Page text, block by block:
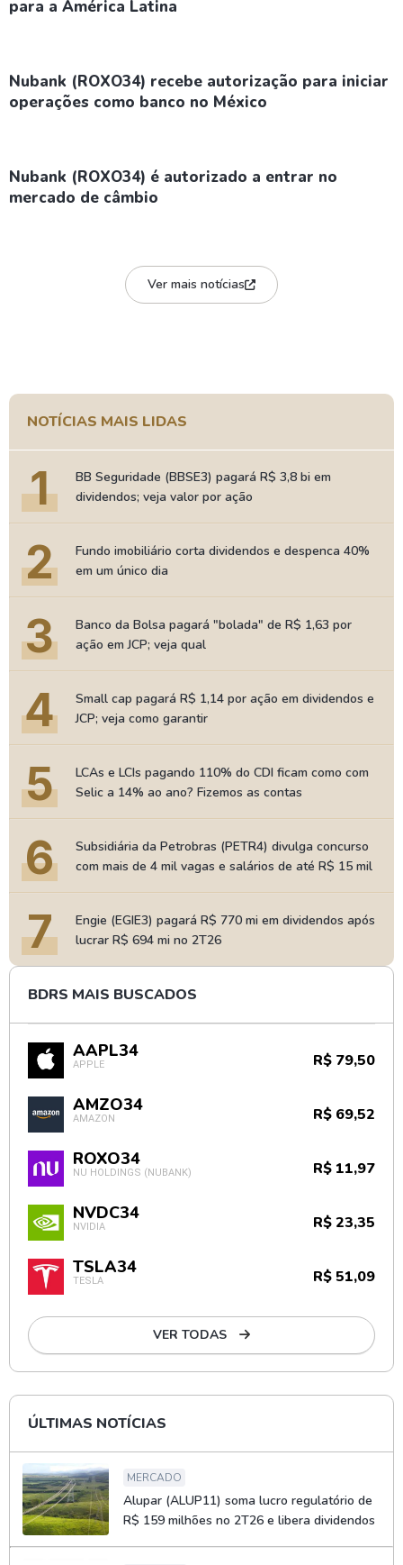
para a América Latina
Nubank (ROXO34) recebe autorização para iniciar
operações como banco no México
Nubank (ROXO34) é autorizado a entrar no
mercado de câmbio
Ver mais notícias
NOTÍCIAS MAIS LIDAS
1
BB Seguridade (BBSE3) pagará R$ 3,8 bi em
dividendos; veja valor por ação
2
Fundo imobiliário corta dividendos e despenca 40%
em um único dia
3
Banco da Bolsa pagará "bolada" de R$ 1,63 por
ação em JCP; veja qual
4
Small cap pagará R$ 1,14 por ação em dividendos e
JCP; veja como garantir
5
LCAs e LCIs pagando 110% do CDI ficam como com
Selic a 14% ao ano? Fizemos as contas
6
Subsidiária da Petrobras (PETR4) divulga concurso
com mais de 4 mil vagas e salários de até R$ 15 mil
7
Engie (EGIE3) pagará R$ 770 mi em dividendos após
lucrar R$ 694 mi no 2T26
BDRS MAIS BUSCADOS
AAPL34
APPLE R$ 79,50
AMZO34
AMAZON R$ 69,52
ROXO34
NU HOLDINGS (NUBANK) R$ 11,97
NVDC34
NVIDIA R$ 23,35
TSLA34
TESLA R$ 51,09
VER TODAS
ÚLTIMAS NOTÍCIAS
MERCADO
Alupar (ALUP11) soma lucro regulatório de
R$ 159 milhões no 2T26 e libera dividendos